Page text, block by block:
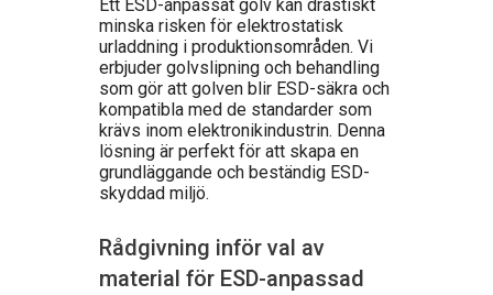
Ett ESD-anpassat golv kan drastiskt
minska risken för elektrostatisk
urladdning i produktionsområden. Vi
erbjuder golvslipning och behandling
som gör att golven blir ESD-säkra och
kompatibla med de standarder som
krävs inom elektronikindustrin. Denna
lösning är perfekt för att skapa en
grundläggande och beständig ESD-
skyddad miljö.
Rådgivning inför val av
material för ESD-anpassad